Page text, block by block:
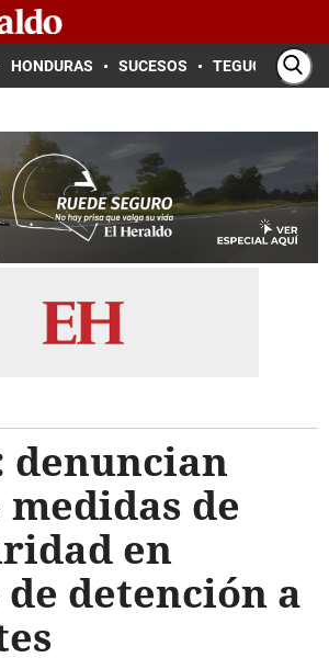
HONDURAS SUCESOS TEGUCIGALPA
denuncian
de
en
detención a